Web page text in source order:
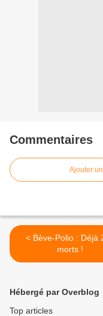
Commentaires
Ajouter
< Bève-Polio : Déjà 200
morts !
Hébergé par Overblog
Top articles